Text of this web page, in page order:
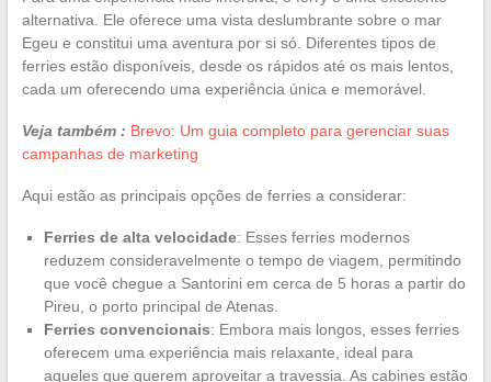
alternativa. Ele oferece uma vista deslumbrante sobre o mar
Egeu e constitui uma aventura por si só. Diferentes tipos de
ferries estão disponíveis, desde os rápidos até os mais lentos,
cada um oferecendo uma experiência única e memorável.
Veja também : Brevo: Um guia completo para gerenciar suas
campanhas de marketing
Aqui estão as principais opções de ferries a considerar:
Ferries de alta velocidade: Esses ferries modernos
reduzem consideravelmente o tempo de viagem, permitindo
que você chegue a Santorini em cerca de 5 horas a partir do
Pireu, o porto principal de Atenas.
Ferries convencionais: Embora mais longos, esses ferries
oferecem uma experiência mais relaxante, ideal para
aqueles que querem aproveitar a travessia. As cabines estão